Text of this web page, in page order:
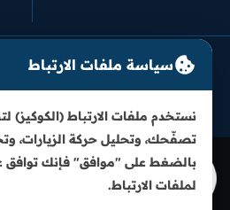
سياسة ملفات الارتباط
نستخدم ملفات الارتباط (الكوكيز)
تصفّحك، وتحليل حركة الزيارات،
بالضغط على "موافق" فإنك توافق
لملفات الارتباط.
سياسة الخصوصيةشروط الاستخدام
سياسة النزاهة